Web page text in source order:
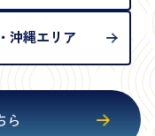
沖縄エリア
ら